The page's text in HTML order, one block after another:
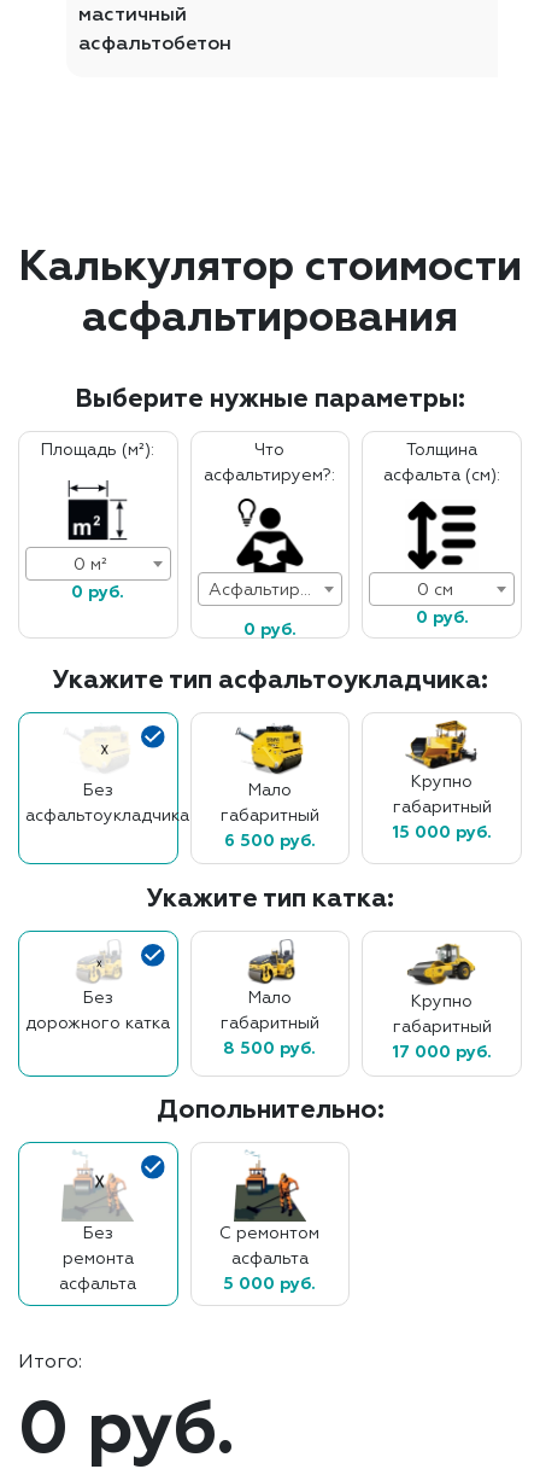
мастичный
асфальтобетон
Калькулятор стоимости
асфальтирования
Выберите нужные параметры:
Площадь (м²):
0 м²
0 руб.
Что
асфальтируем?:
0 руб.
Толщина
асфальта (см):
0 см
0 руб.
Укажите тип асфальтоукладчика:
Без
асфальтоукладчика
Мало
габаритный
6 500 руб.
Крупно
габаритный
15 000 руб.
Укажите тип катка:
Без
дорожного катка
Мало
габаритный
8 500 руб.
Крупно
габаритный
17 000 руб.
Допольнительно:
Без
ремонта
асфальта
С ремонтом
асфальта
5 000 руб.
Итого:
0 руб.